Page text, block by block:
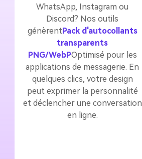
WhatsApp, Instagram ou
Discord? Nos outils
génèrentPack d'autocollants
transparents
PNG/WebPOptimisé pour les
applications de messagerie. En
quelques clics, votre design
peut exprimer la personnalité
et déclencher une conversation
en ligne.